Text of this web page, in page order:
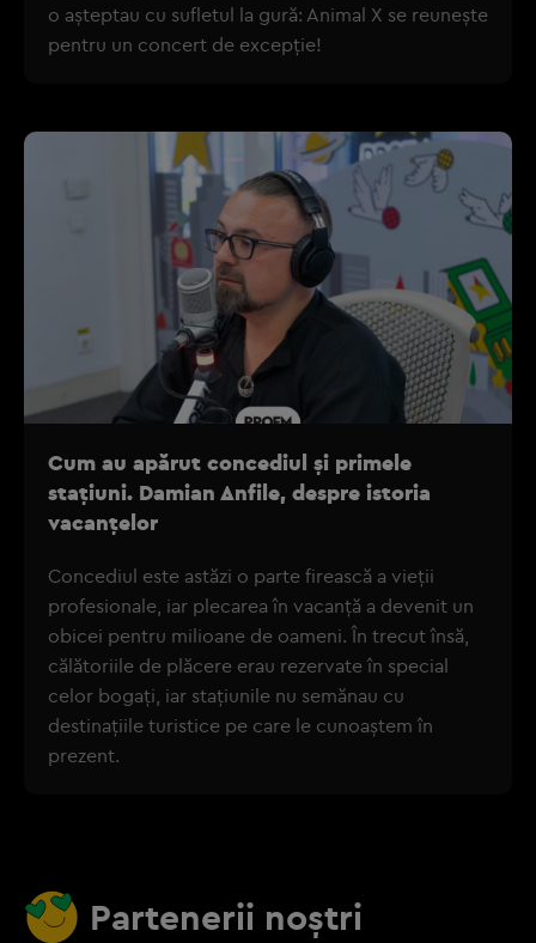
o așteptau cu sufletul la gură: Animal X se reunește
pentru un concert de excepție!
Cum au apărut concediul și primele
stațiuni. Damian Anfile, despre istoria
vacanțelor
Concediul este astăzi o parte firească a vieții
profesionale, iar plecarea în vacanță a devenit un
obicei pentru milioane de oameni. În trecut însă,
călătoriile de plăcere erau rezervate în special
celor bogați, iar stațiunile nu semănau cu
destinațiile turistice pe care le cunoaștem în
prezent.
Partenerii noștri